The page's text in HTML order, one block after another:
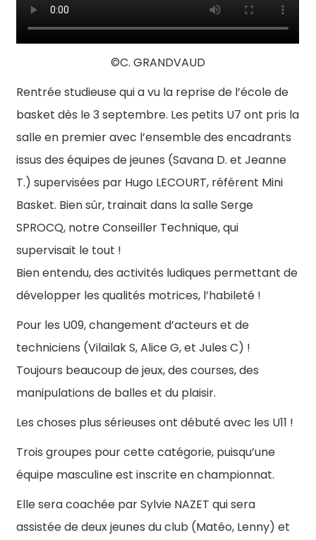
©C. GRANDVAUD
Rentrée studieuse qui a vu la reprise de l’école de
basket dès le 3 septembre. Les petits U7 ont pris la
salle en premier avec l’ensemble des encadrants
issus des équipes de jeunes (Savana D. et Jeanne
T.) supervisées par Hugo LECOURT, référent Mini
Basket. Bien sûr, trainait dans la salle Serge
SPROCQ, notre Conseiller Technique, qui
supervisait le tout !
Bien entendu, des activités ludiques permettant de
développer les qualités motrices, l’habileté !
Pour les U09, changement d’acteurs et de
techniciens (Vilailak S, Alice G, et Jules C) !
Toujours beaucoup de jeux, des courses, des
manipulations de balles et du plaisir.
Les choses plus sérieuses ont débuté avec les U11 !
Trois groupes pour cette catégorie, puisqu’une
équipe masculine est inscrite en championnat.
Elle sera coachée par Sylvie NAZET qui sera
assistée de deux jeunes du club (Matéo, Lenny) et